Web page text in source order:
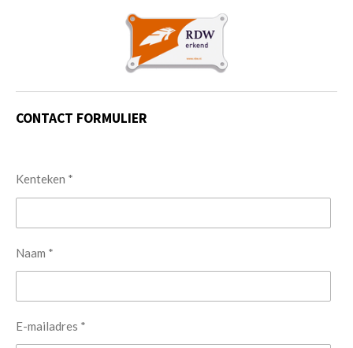
CONTACT FORMULIER
Kenteken *
Naam *
E-mailadres *